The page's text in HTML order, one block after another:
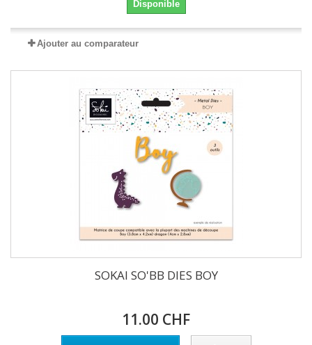
Disponible
Ajouter au comparateur
SOKAI SO'BB DIES BOY
11.00 CHF